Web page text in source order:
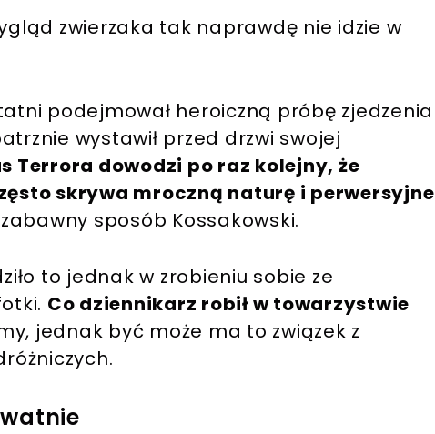
zwierzaka tak naprawdę nie idzie w
podejmował heroiczną próbę zjedzenia
wystawił przed drzwi swojej
Terrora dowodzi po raz kolejny, że
skrywa mroczną naturę i perwersyjne
sposób Kossakowski.
to jednak w zrobieniu sobie ze
Co dziennikarz robił w towarzystwie
jednak być może ma to związek z